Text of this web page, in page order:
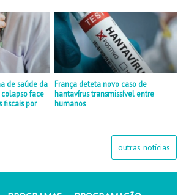
de saúde da
face
fiscais por
França deteta novo caso de
hantavírus transmissível entre
humanos
outras notícias